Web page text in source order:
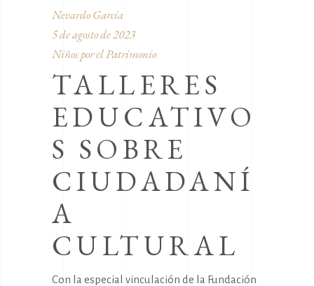
Nevardo García
5 de agosto de 2023
Niños por el Patrimonio
TALLERES
EDUCATIVO
S SOBRE
CIUDADANÍ
A
CULTURAL
Con la especial vinculación de la Fundación